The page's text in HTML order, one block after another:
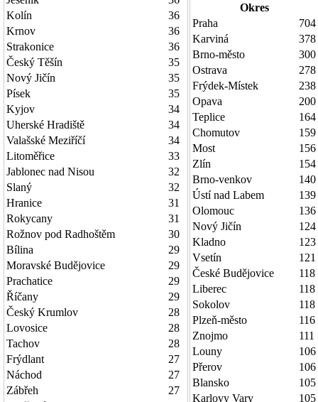
Kolín
36
Krnov
36
Strakonice
36
Český Těšín
35
Nový Jičín
35
Písek
35
Kyjov
34
Uherské Hradiště
34
Valašské Meziříčí
34
Litoměřice
33
Jablonec nad Nisou
32
Slaný
32
Hranice
31
Rokycany
31
Rožnov pod Radhoštěm
30
Bílina
29
Moravské Budějovice
29
Prachatice
29
Říčany
29
Český Krumlov
28
Lovosice
28
Tachov
28
Frýdlant
27
Náchod
27
Zábřeh
27
Okres
Praha
704
Karviná
378
Brno-město
300
Ostrava
278
Frýdek-Místek
238
Opava
200
Teplice
164
Chomutov
159
Most
156
Zlín
154
Brno-venkov
140
Ústí nad Labem
139
Olomouc
136
Nový Jičín
124
Kladno
123
Vsetín
121
České Budějovice
118
Liberec
118
Sokolov
118
Plzeň-město
116
Znojmo
111
Louny
106
Přerov
106
Blansko
105
Karlovy Vary
105